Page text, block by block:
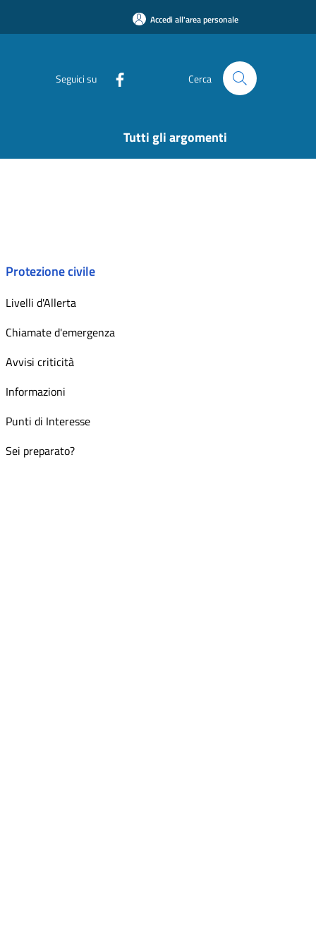
Accedi all'area personale
Seguici su Cerca
Tutti gli argomenti
Protezione civile
Livelli d'Allerta
Chiamate d'emergenza
Avvisi criticità
Informazioni
Punti di Interesse
Sei preparato?